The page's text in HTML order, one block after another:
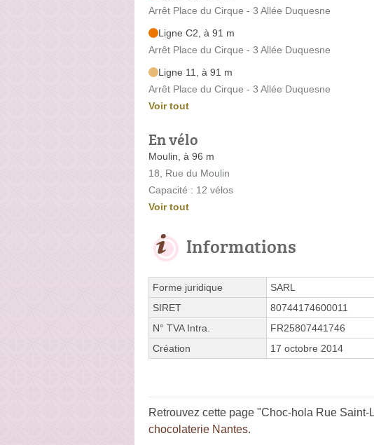
Arrêt Place du Cirque - 3 Allée Duquesne
Ligne C2, à 91 m
Arrêt Place du Cirque - 3 Allée Duquesne
Ligne 11, à 91 m
Arrêt Place du Cirque - 3 Allée Duquesne
Voir tout
En vélo
Moulin, à 96 m
18, Rue du Moulin
Capacité : 12 vélos
Voir tout
Informations
Forme juridique
SARL
SIRET
80744174600011
N° TVA Intra.
FR25807441746
Création
17 octobre 2014
Retrouvez cette page "Choc-hola Rue
chocolaterie Nantes.